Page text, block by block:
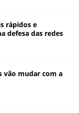
rápidos e
defesa das redes
vão mudar com a